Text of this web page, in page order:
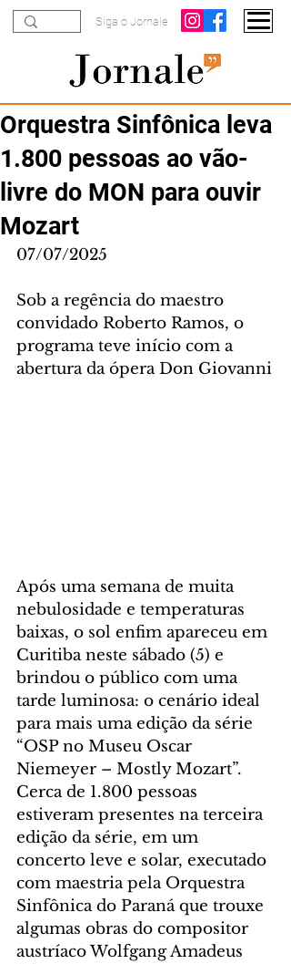
Siga o Jornale
Orquestra Sinfônica leva
1.800 pessoas ao vão-
livre do MON para ouvir
Mozart
07/07/2025
Sob a regência do maestro
convidado Roberto Ramos, o
programa teve início com a
abertura da ópera Don Giovanni
Após uma semana de muita
nebulosidade e temperaturas
baixas, o sol enfim apareceu em
Curitiba neste sábado (5) e
brindou o público com uma
tarde luminosa: o cenário ideal
para mais uma edição da série
“OSP no Museu Oscar
Niemeyer – Mostly Mozart”.
Cerca de 1.800 pessoas
estiveram presentes na terceira
edição da série, em um
concerto leve e solar, executado
com maestria pela Orquestra
Sinfônica do Paraná que trouxe
algumas obras do compositor
austríaco Wolfgang Amadeus